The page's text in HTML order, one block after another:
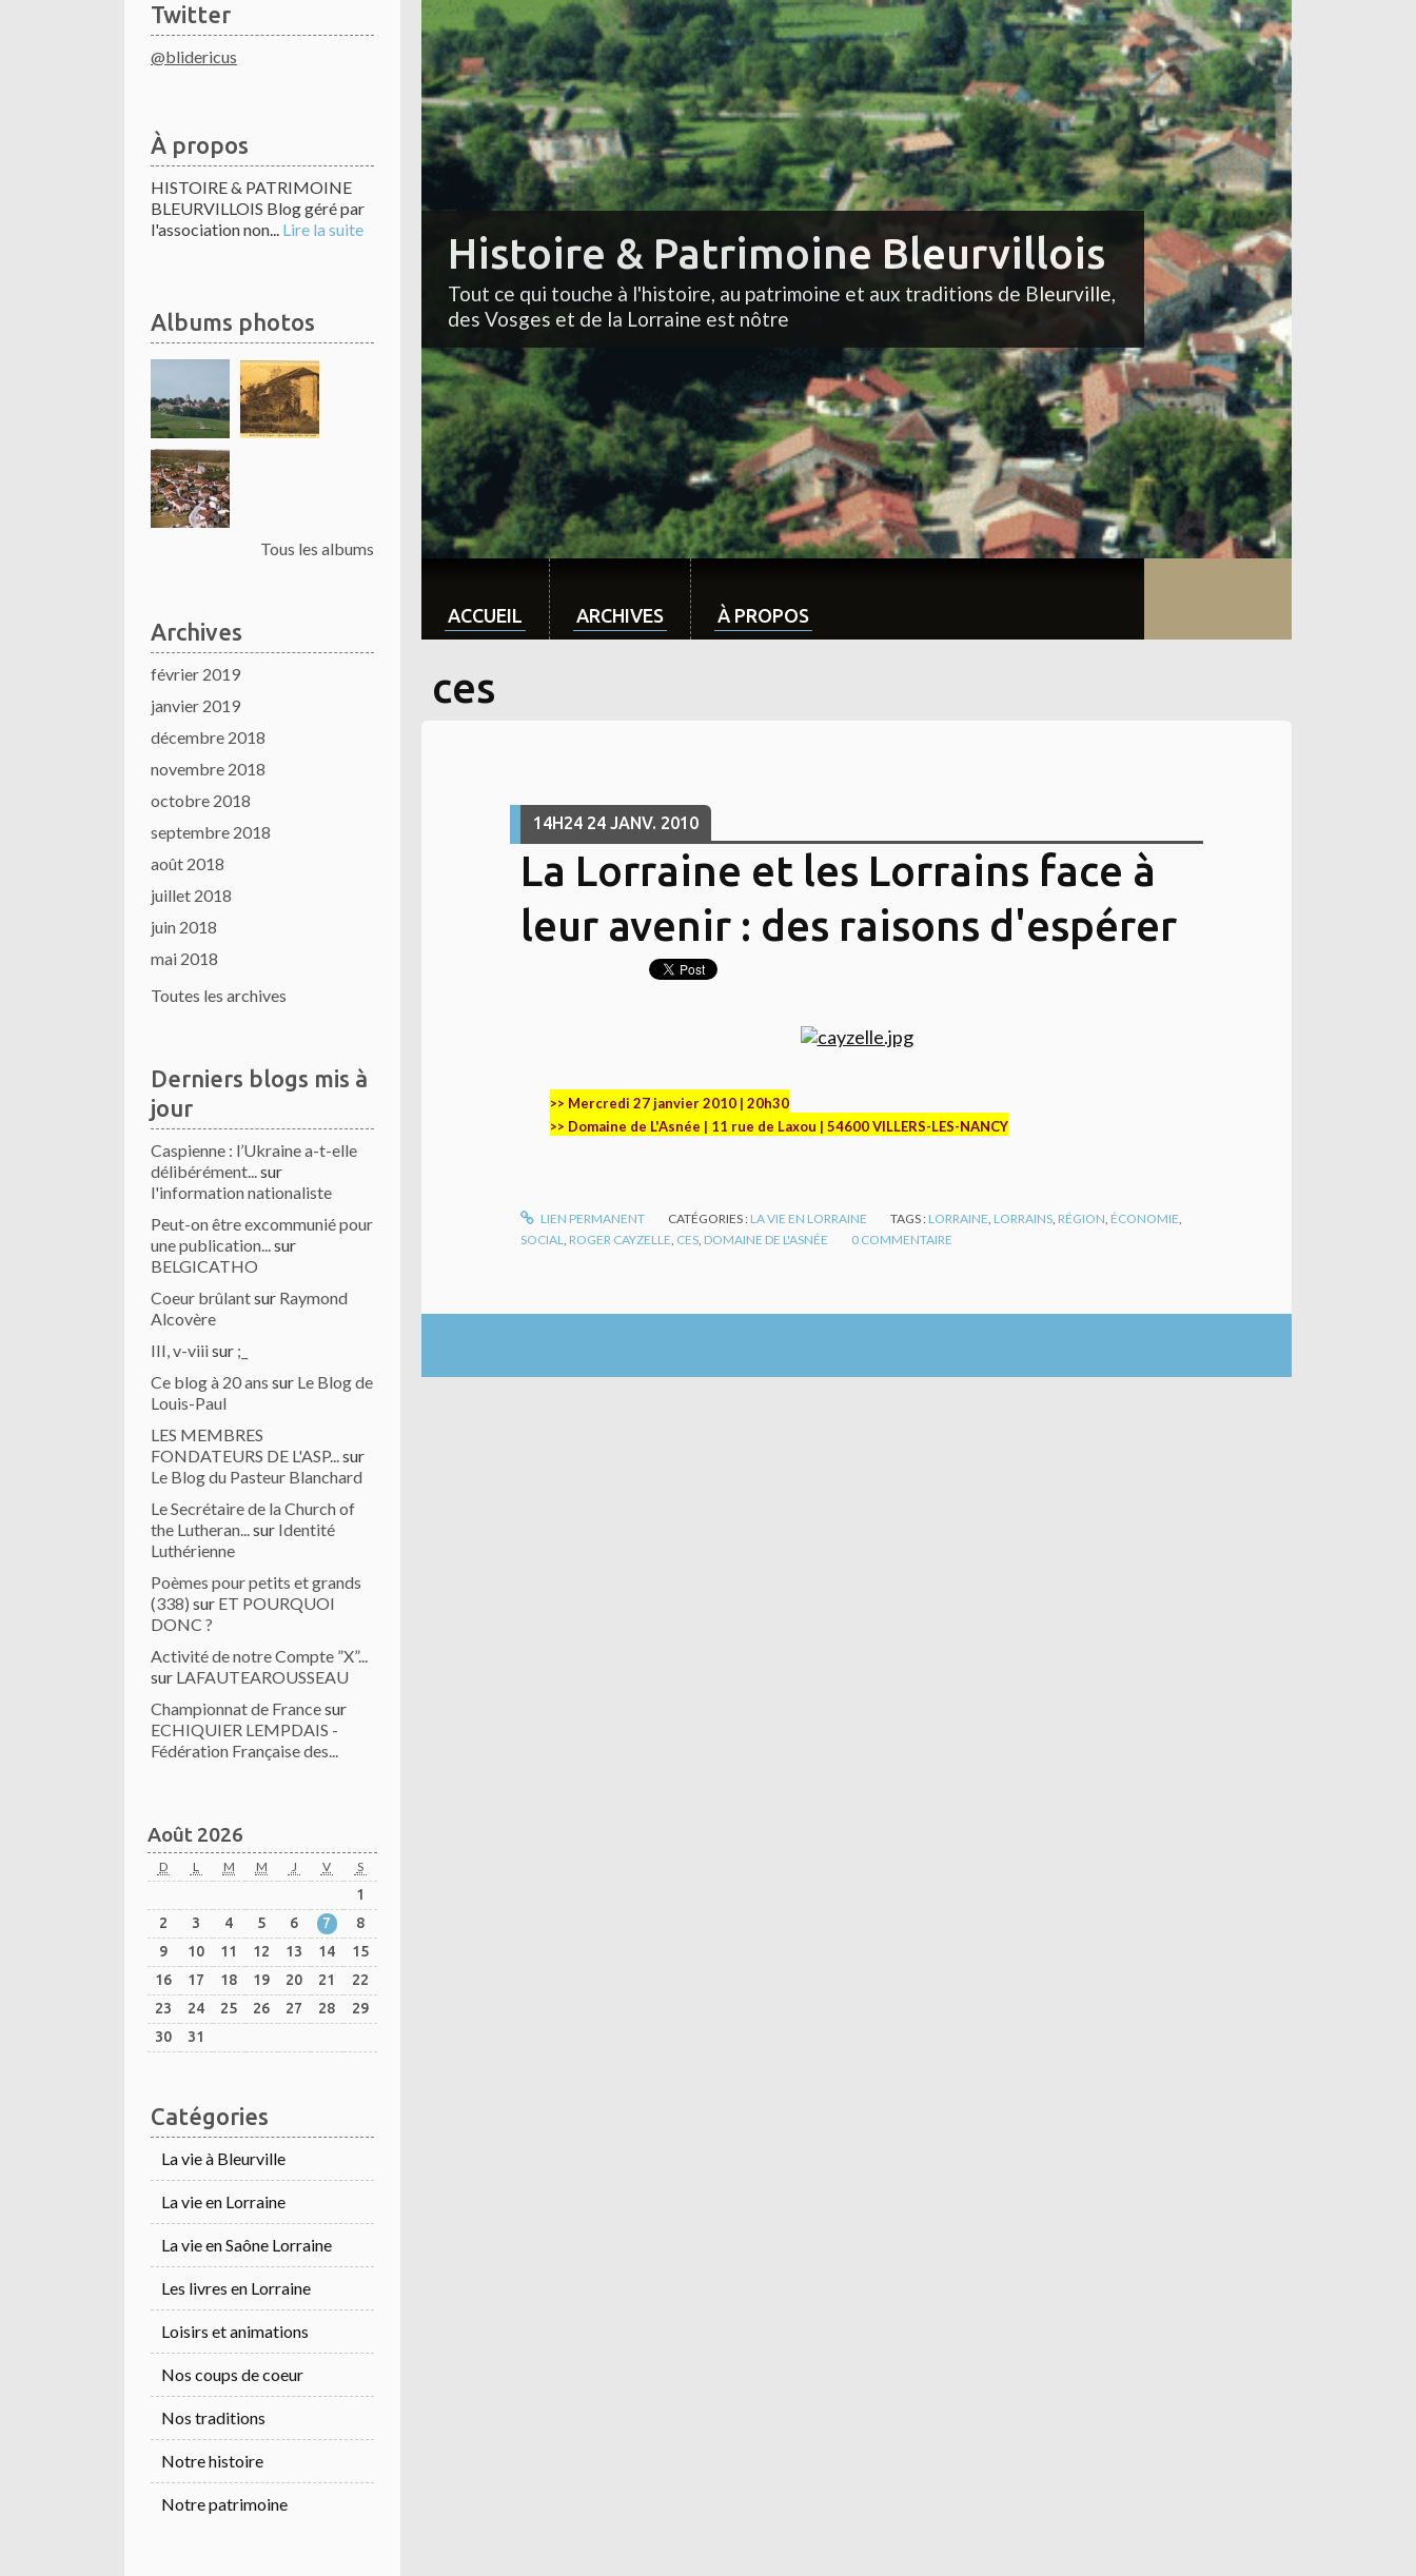
Twitter
@blidericus
À propos
HISTOIRE & PATRIMOINE
BLEURVILLOIS Blog géré par
l'association non... Lire la suite
Albums photos
Tous les albums
Archives
février 2019
janvier 2019
décembre 2018
novembre 2018
octobre 2018
septembre 2018
août 2018
juillet 2018
juin 2018
mai 2018
Toutes les archives
Derniers blogs mis à
jour
Caspienne : l’Ukraine a-t-elle
délibérément...sur
l'information nationaliste
Peut-on être excommunié pour
une publication...sur
BELGICATHO
Coeur brûlantsur Raymond
Alcovère
III, v-viiisur ;_
Ce blog à 20 ans sur Le Blog de
Louis-Paul
LES MEMBRES
FONDATEURS DE L'ASP...sur
Le Blog du Pasteur Blanchard
Le Secrétaire de la Church of
the Lutheran...sur Identité
Luthérienne
Poèmes pour petits et grands
(338) sur ET POURQUOI
DONC ?
Activité de notre Compte ”X”...
sur LAFAUTEAROUSSEAU
Championnat de Francesur
ECHIQUIER LEMPDAIS -
Fédération Française des...
Août 2026
D L M M J V S
1
2
3 4 5 6 7
8
9
10 11 12 13 14
15
16
17 18 19 20 21
22
23
24 25 26 27 28
29
30
31
Catégories
La vie à Bleurville
La vie en Lorraine
La vie en Saône Lorraine
Les livres en Lorraine
Loisirs et animations
Nos coups de coeur
Nos traditions
Notre histoire
Notre patrimoine
Histoire & Patrimoine Bleurvillois
Tout ce qui touche à l'histoire, au patrimoine et aux traditions de Bleurville,
des Vosges et de la Lorraine est nôtre
ACCUEIL ARCHIVES À PROPOS
ces
14H24 24 JANV. 2010
La Lorraine et les Lorrains face à
leur avenir : des raisons d'espérer
>> Mercredi 27 janvier 2010 | 20h30
>> Domaine de L'Asnée | 11 rue de Laxou | 54600 VILLERS-LES-NANCY
LIEN PERMANENT CATÉGORIES : LA VIE EN LORRAINE TAGS : LORRAINE LORRAINS RÉGION ÉCONOMIE
SOCIAL
ROGER CAYZELLE CES DOMAINE DE L'ASNÉE 0 COMMENTAIRE